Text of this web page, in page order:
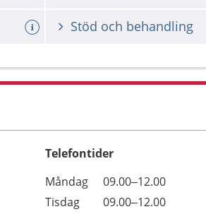
Stöd och behandling
Telefontider
Dag
Öppettider
Kommentarer
Måndag
09.00–12.00
Tisdag
09.00–12.00